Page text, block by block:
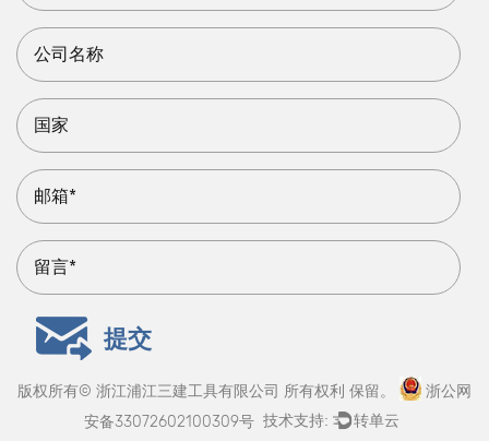
提交
版权所有© 浙江浦江三建工具有限公司 所有权利 保留。
浙公网
安备33072602100309号 技术支持: 转单云